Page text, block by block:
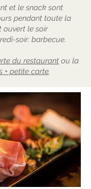
et le snack sont
pendant toute la
ouvert le soir
soir: barbecue.
du restaurant ou la
+ petite carte.